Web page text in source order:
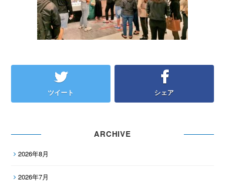
ツイート シェア
ARCHIVE
2026年8月
2026年7月